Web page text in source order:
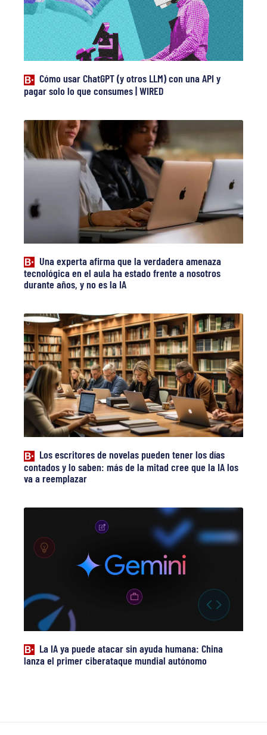
Cómo usar ChatGPT (y otros LLM) con una API y
pagar solo lo que consumes | WIRED
Una experta afirma que la verdadera amenaza
tecnológica en el aula ha estado frente a nosotros
durante años, y no es la IA
Los escritores de novelas pueden tener los días
contados y lo saben: más de la mitad cree que la IA los
va a reemplazar
La IA ya puede atacar sin ayuda humana: China
lanza el primer ciberataque mundial autónomo